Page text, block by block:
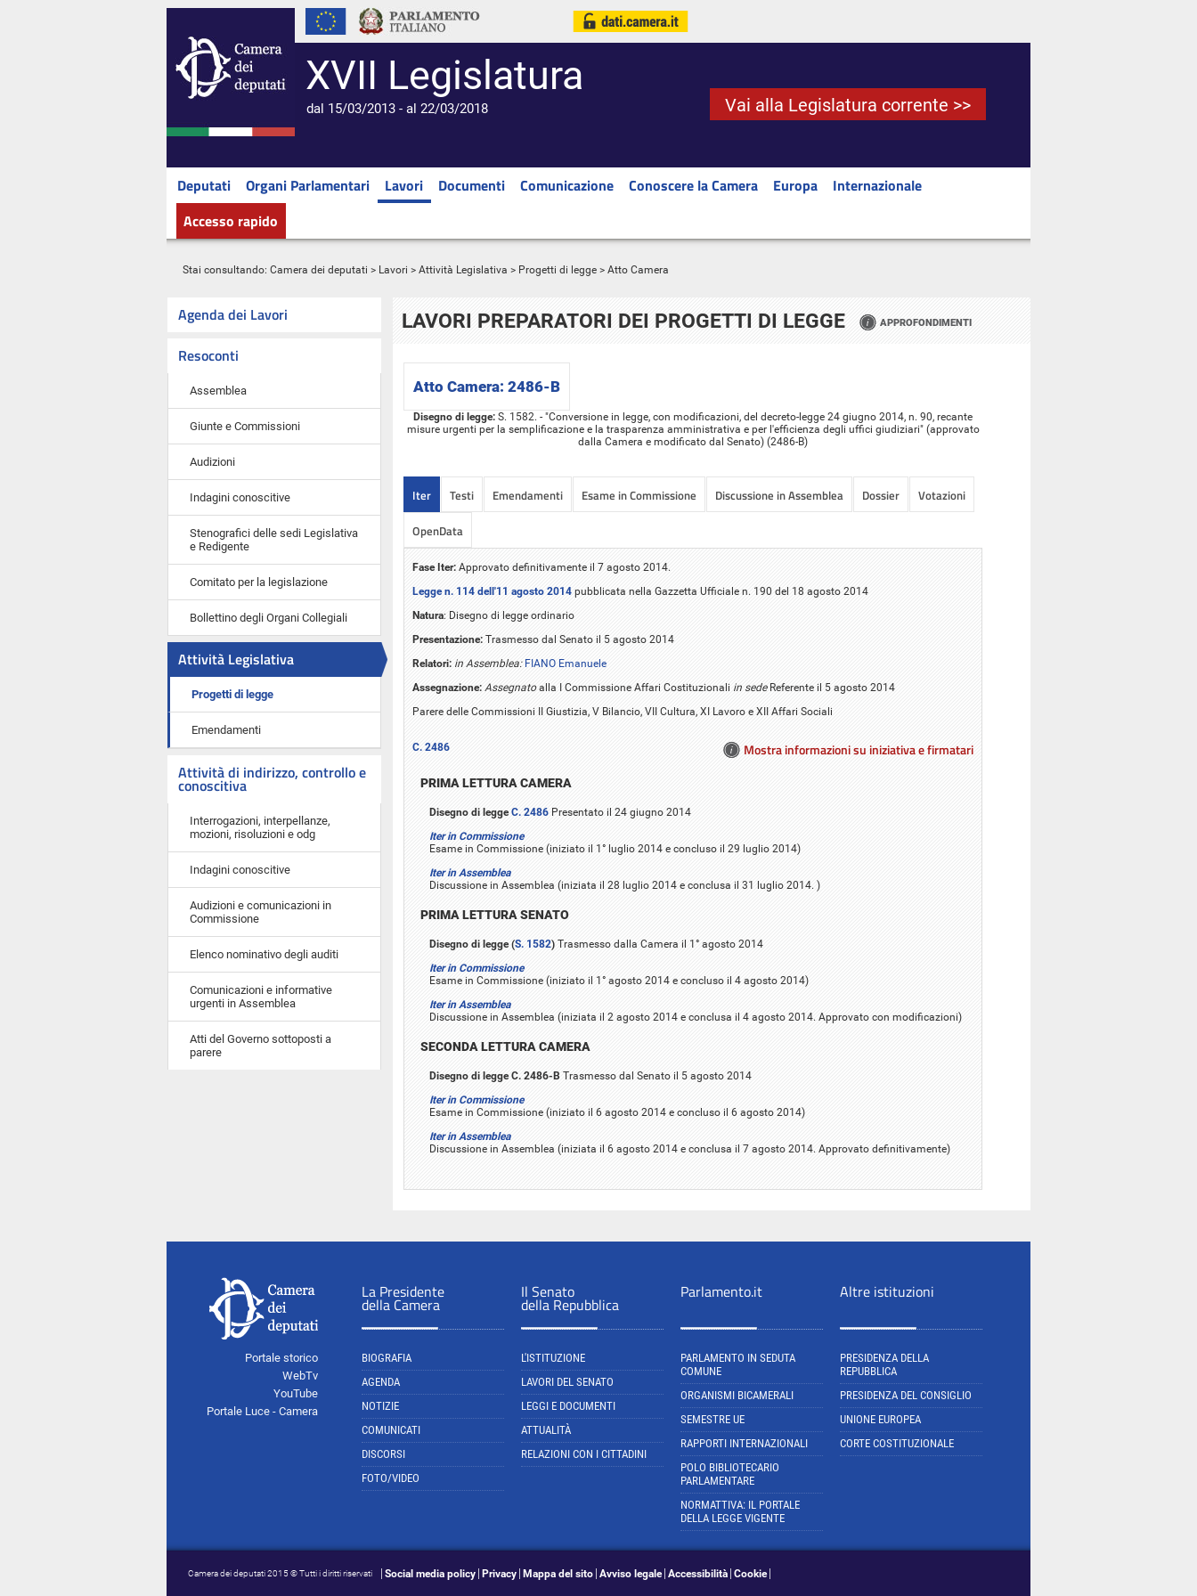
XVII Legislatura
dal 15/03/2013 - al 22/03/2018 Vai alla Legislatura corrente >>
Deputati Organi Parlamentari Lavori Documenti Comunicazione Conoscere la Camera Europa
Internazionale
Accesso rapido
Stai consultando: Camera dei deputati > Lavori > Attività Legislativa > Progetti di legge > Atto Camera
Agenda dei Lavori
Resoconti
Assemblea
Giunte e Commissioni
Audizioni
Indagini conoscitive
Stenografici delle sedi Legislativa
e Redigente
Comitato per la legislazione
Bollettino degli Organi Collegiali
Attività Legislativa
Progetti di legge
Emendamenti
Attività di indirizzo, controllo e
conoscitiva
Interrogazioni, interpellanze,
mozioni, risoluzioni e odg
Indagini conoscitive
Audizioni e comunicazioni in
Commissione
Elenco nominativo degli auditi
Comunicazioni e informative
urgenti in Assemblea
Atti del Governo sottoposti a
parere
LAVORI PREPARATORI DEI PROGETTI DI LEGGE APPROFONDIMENTI
Atto Camera: 2486-B
Disegno di legge: S. 1582. - "Conversione in legge, con modificazioni, del decreto-legge 24 giugno 2014, n. 90, recante
misure urgenti per la semplificazione e la trasparenza amministrativa e per l'efficienza degli uffici giudiziari" (approvato
dalla Camera e modificato dal Senato) (2486-B)
Iter Testi Emendamenti Esame in Commissione Discussione in Assemblea Dossier
Votazioni
OpenData
Fase Iter: Approvato definitivamente il 7 agosto 2014.
Legge n. 114 dell'11 agosto 2014 pubblicata nella Gazzetta Ufficiale n. 190 del 18 agosto 2014
Natura: Disegno di legge ordinario
Presentazione: Trasmesso dal Senato il 5 agosto 2014
Relatori: in Assemblea: FIANO Emanuele
Assegnazione: Assegnatoalla I Commissione Affari Costituzionali in sede Referente il 5 agosto 2014
Parere delle Commissioni II Giustizia, V Bilancio, VII Cultura, XI Lavoro e XII Affari Sociali
Mostra informazioni su iniziativa e firmatari
C. 2486
PRIMA LETTURA CAMERA
Disegno di leggeC. 2486 Presentato il 24 giugno 2014
Iter in Commissione
Esame in Commissione (iniziato il 1° luglio 2014 e concluso il 29 luglio 2014)
Iter in Assemblea
Discussione in Assemblea (iniziata il 28 luglio 2014 e conclusa il 31 luglio 2014. )
PRIMA LETTURA SENATO
Disegno di legge (S. 1582) Trasmesso dalla Camera il 1° agosto 2014
Iter in Commissione
Esame in Commissione (iniziato il 1° agosto 2014 e concluso il 4 agosto 2014)
Iter in Assemblea
Discussione in Assemblea (iniziata il 2 agosto 2014 e conclusa il 4 agosto 2014. Approvato con modificazioni)
SECONDA LETTURA CAMERA
Disegno di legge C. 2486-B Trasmesso dal Senato il 5 agosto 2014
Iter in Commissione
Esame in Commissione (iniziato il 6 agosto 2014 e concluso il 6 agosto 2014)
Iter in Assemblea
Discussione in Assemblea (iniziata il 6 agosto 2014 e conclusa il 7 agosto 2014. Approvato definitivamente)
Portale storico
WebTv
YouTube
Portale Luce - Camera
La Presidente
della Camera
BIOGRAFIA
AGENDA
NOTIZIE
COMUNICATI
DISCORSI
FOTO/VIDEO
Il Senato
della Repubblica
L'ISTITUZIONE
LAVORI DEL SENATO
LEGGI E DOCUMENTI
ATTUALITÀ
RELAZIONI CON I CITTADINI
Parlamento.it
PARLAMENTO IN SEDUTA
COMUNE
ORGANISMI BICAMERALI
SEMESTRE UE
RAPPORTI INTERNAZIONALI
POLO BIBLIOTECARIO
PARLAMENTARE
NORMATTIVA: IL PORTALE
DELLA LEGGE VIGENTE
Altre istituzioni
PRESIDENZA DELLA
REPUBBLICA
PRESIDENZA DEL CONSIGLIO
UNIONE EUROPEA
CORTE COSTITUZIONALE
Camera dei deputati 2015 © Tutti i diritti riservati Social media policy Privacy Mappa del sito Avviso legale Accessibilità Cookie